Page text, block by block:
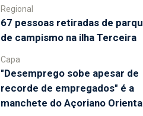
Regional
67 pessoas retiradas de
de campismo na ilha Terceira
Capa
"Desemprego sobe apesar de
recorde de empregados" é a
manchete do Açoriano